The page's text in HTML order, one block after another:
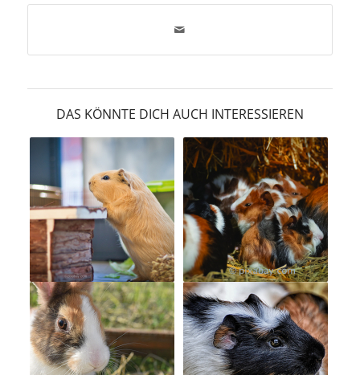
DAS KÖNNTE DICH AUCH INTERESSIEREN